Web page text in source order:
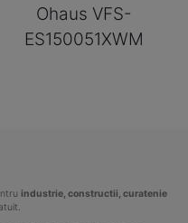
Ohaus VFS-
ES150051XWM
industrie, constructii, curatenie